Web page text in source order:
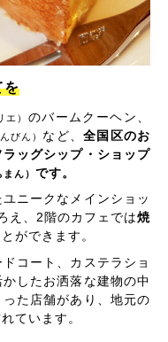
を
エ） のバームクーヘン、
びん） など、全国区のお
ッグシップ・ショップ
ん） です。
ニークなメインショッ
え、2階のカフェでは焼
ができます。
コート、カステラショ
したお洒落な建物の中
た店舗があり、地元の
ています。